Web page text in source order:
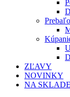
ZĽAVY
NOVINKY
NA SKLADE